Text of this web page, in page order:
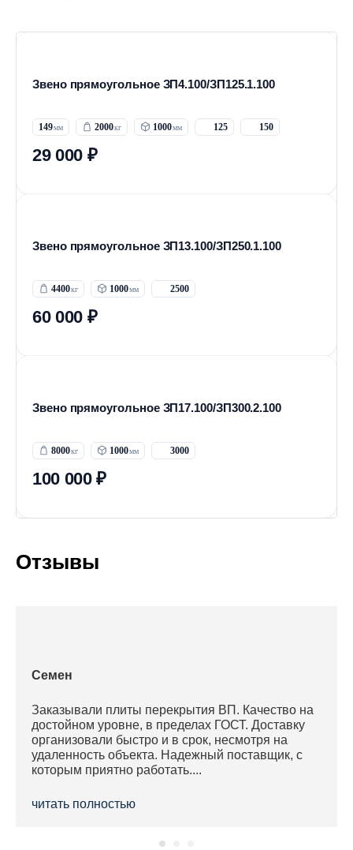
Звено прямоугольное ЗП4.100/ЗП125.1.100
149 2000 1000 125 150
29 000 ₽
Звено прямоугольное ЗП13.100/ЗП250.1.100
4400 1000 2500
60 000 ₽
Звено прямоугольное ЗП17.100/ЗП300.2.100
8000 1000 3000
100 000 ₽
Отзывы
Заказывали плиты перекрытия ВП. Качество на
достойном уровне, в пределах ГОСТ. Доставку
организовали быстро и в срок, несмотря на
удаленность объекта. Надежный поставщик, с
которым приятно работать....
читать полностью
Семен